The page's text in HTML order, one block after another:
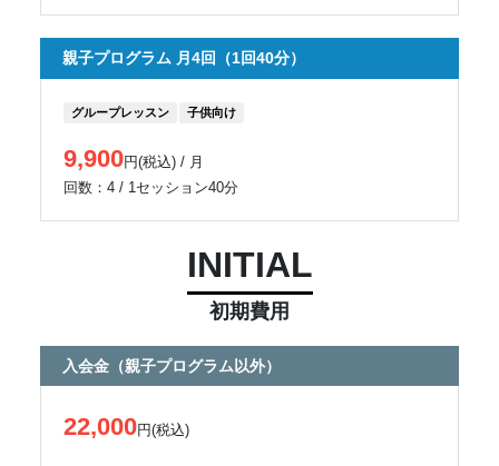
親子プログラム 月4回（1回40分）
グループレッスン 子供向け
9,900円(税込) / 月
回数：4 / 1セッション40分
INITIAL
初期費用
入会金（親子プログラム以外）
22,000円(税込)